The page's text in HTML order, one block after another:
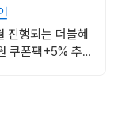
진행되는 더블혜
쿠폰팩+5% 추가